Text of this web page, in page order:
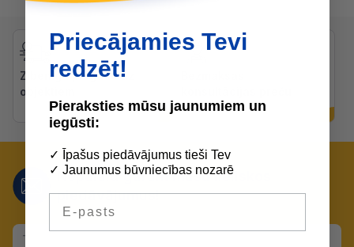
Zibenīga piegāde uz
objektiem
izvēlē
Nepalaid garām mūsu lieliskos
piedāvājumus!
Priecājamies Tevi
redzēt!
Pieraksties mūsu jaunumiem un
iegūsti:
✓ Īpašus piedāvājumus tieši Tev
✓ Jaunumus būvniecības nozarē